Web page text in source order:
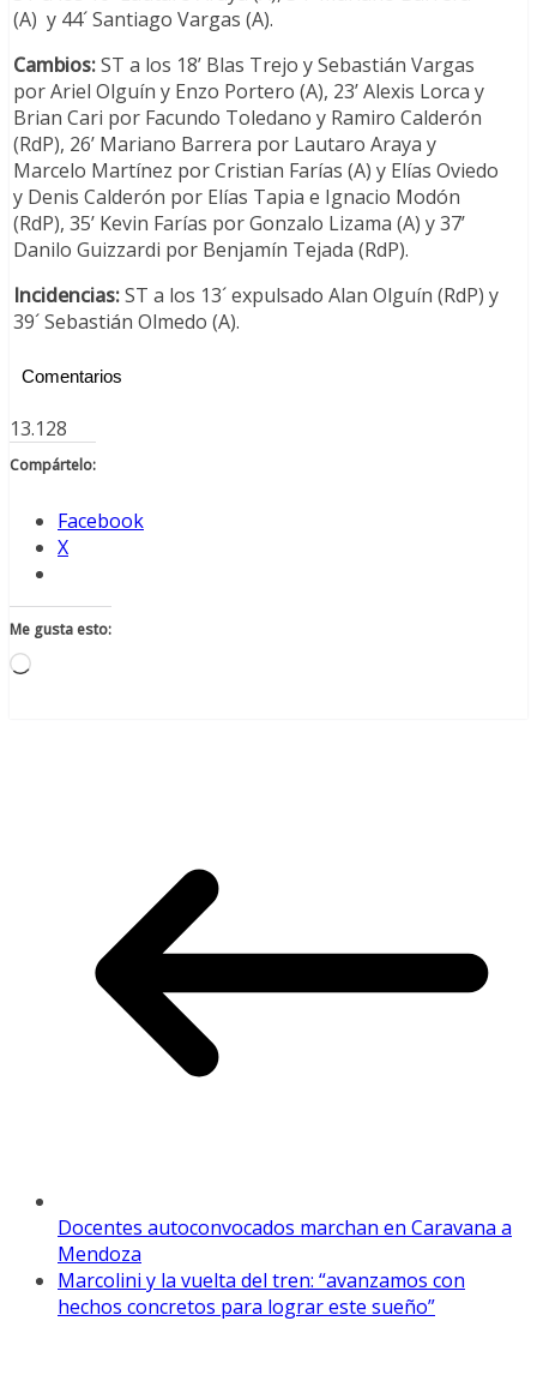
(A) y 44´ Santiago Vargas (A).
Cambios:ST a los 18’ Blas Trejo y Sebastián Vargas
por Ariel Olguín y Enzo Portero (A), 23’ Alexis Lorca y
Brian Cari por Facundo Toledano y Ramiro Calderón
(RdP), 26’ Mariano Barrera por Lautaro Araya y
Marcelo Martínez por Cristian Farías (A) y Elías Oviedo
y Denis Calderón por Elías Tapia e Ignacio Modón
(RdP), 35’ Kevin Farías por Gonzalo Lizama (A) y 37’
Danilo Guizzardi por Benjamín Tejada (RdP).
Incidencias:ST a los 13´ expulsado Alan Olguín (RdP) y
39´ Sebastián Olmedo (A).
Comentarios
13.128
Compártelo:
Facebook
X
Me gusta esto:
Cargando...
Docentes autoconvocados marchan en Caravana a
Mendoza
Marcolini y la vuelta del tren: “avanzamos con
hechos concretos para lograr este sueño”